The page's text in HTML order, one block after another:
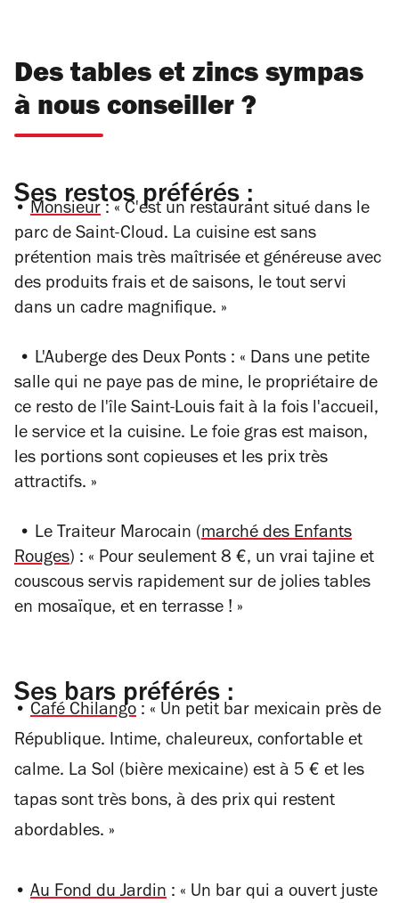
Des tables et zincs sympas
à nous conseiller ?
Ses restos préférés :
• Monsieur : « C'est un restaurant situé dans le
parc de Saint-Cloud. La cuisine est sans
prétention mais très maîtrisée et généreuse avec
des produits frais et de saisons, le tout servi
dans un cadre magnifique. »
• L'Auberge des Deux Ponts : « Dans une petite
salle qui ne paye pas de mine, le propriétaire de
ce resto de l'île Saint-Louis fait à la fois l'accueil,
le service et la cuisine. Le foie gras est maison,
les portions sont copieuses et les prix très
attractifs. »
• Le Traiteur Marocain (marché des Enfants
Rouges) : « Pour seulement 8 €, un vrai tajine et
couscous servis rapidement sur de jolies tables
en mosaïque, et en terrasse ! »
Ses bars préférés :
• Café Chilango : « Un petit bar mexicain près de
République. Intime, chaleureux, confortable et
calme. La Sol (bière mexicaine) est à 5 € et les
tapas sont très bons, à des prix qui restent
abordables. »
• Au Fond du Jardin : « Un bar qui a ouvert juste